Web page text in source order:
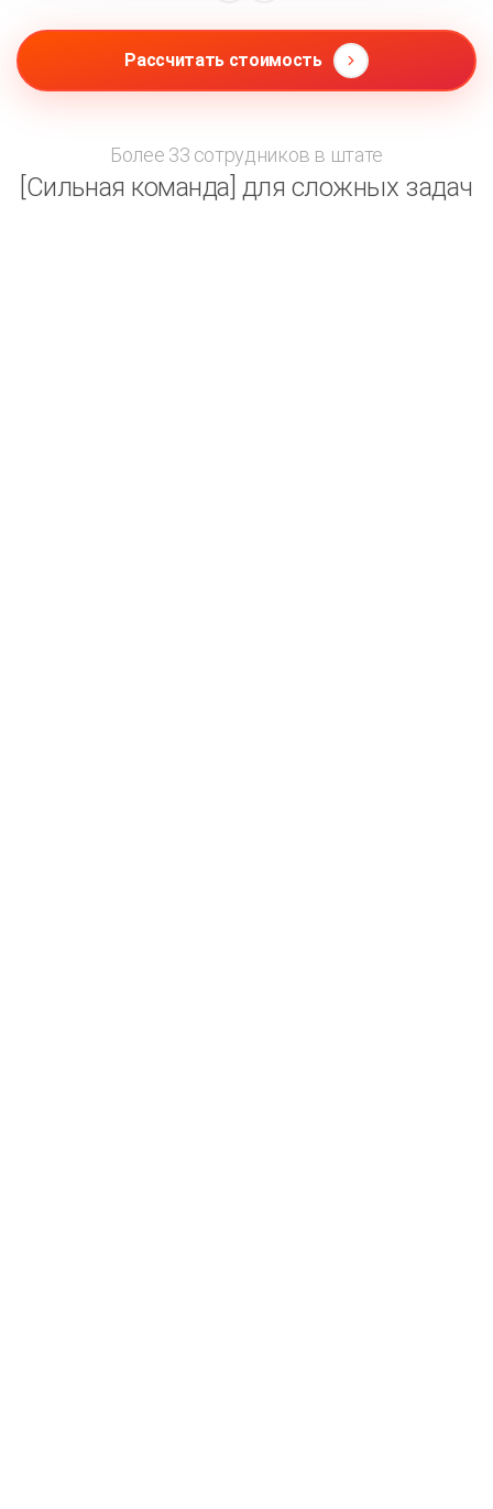
Рассчитать стоимость
Более 33 сотрудников в штате
[Сильная команда] для сложных задач